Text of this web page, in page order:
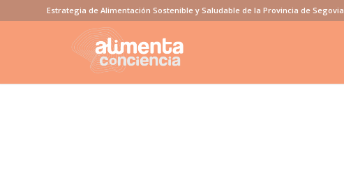
Estrategia de Alimentación Sostenible y Saludable de la Provincia de Segovia